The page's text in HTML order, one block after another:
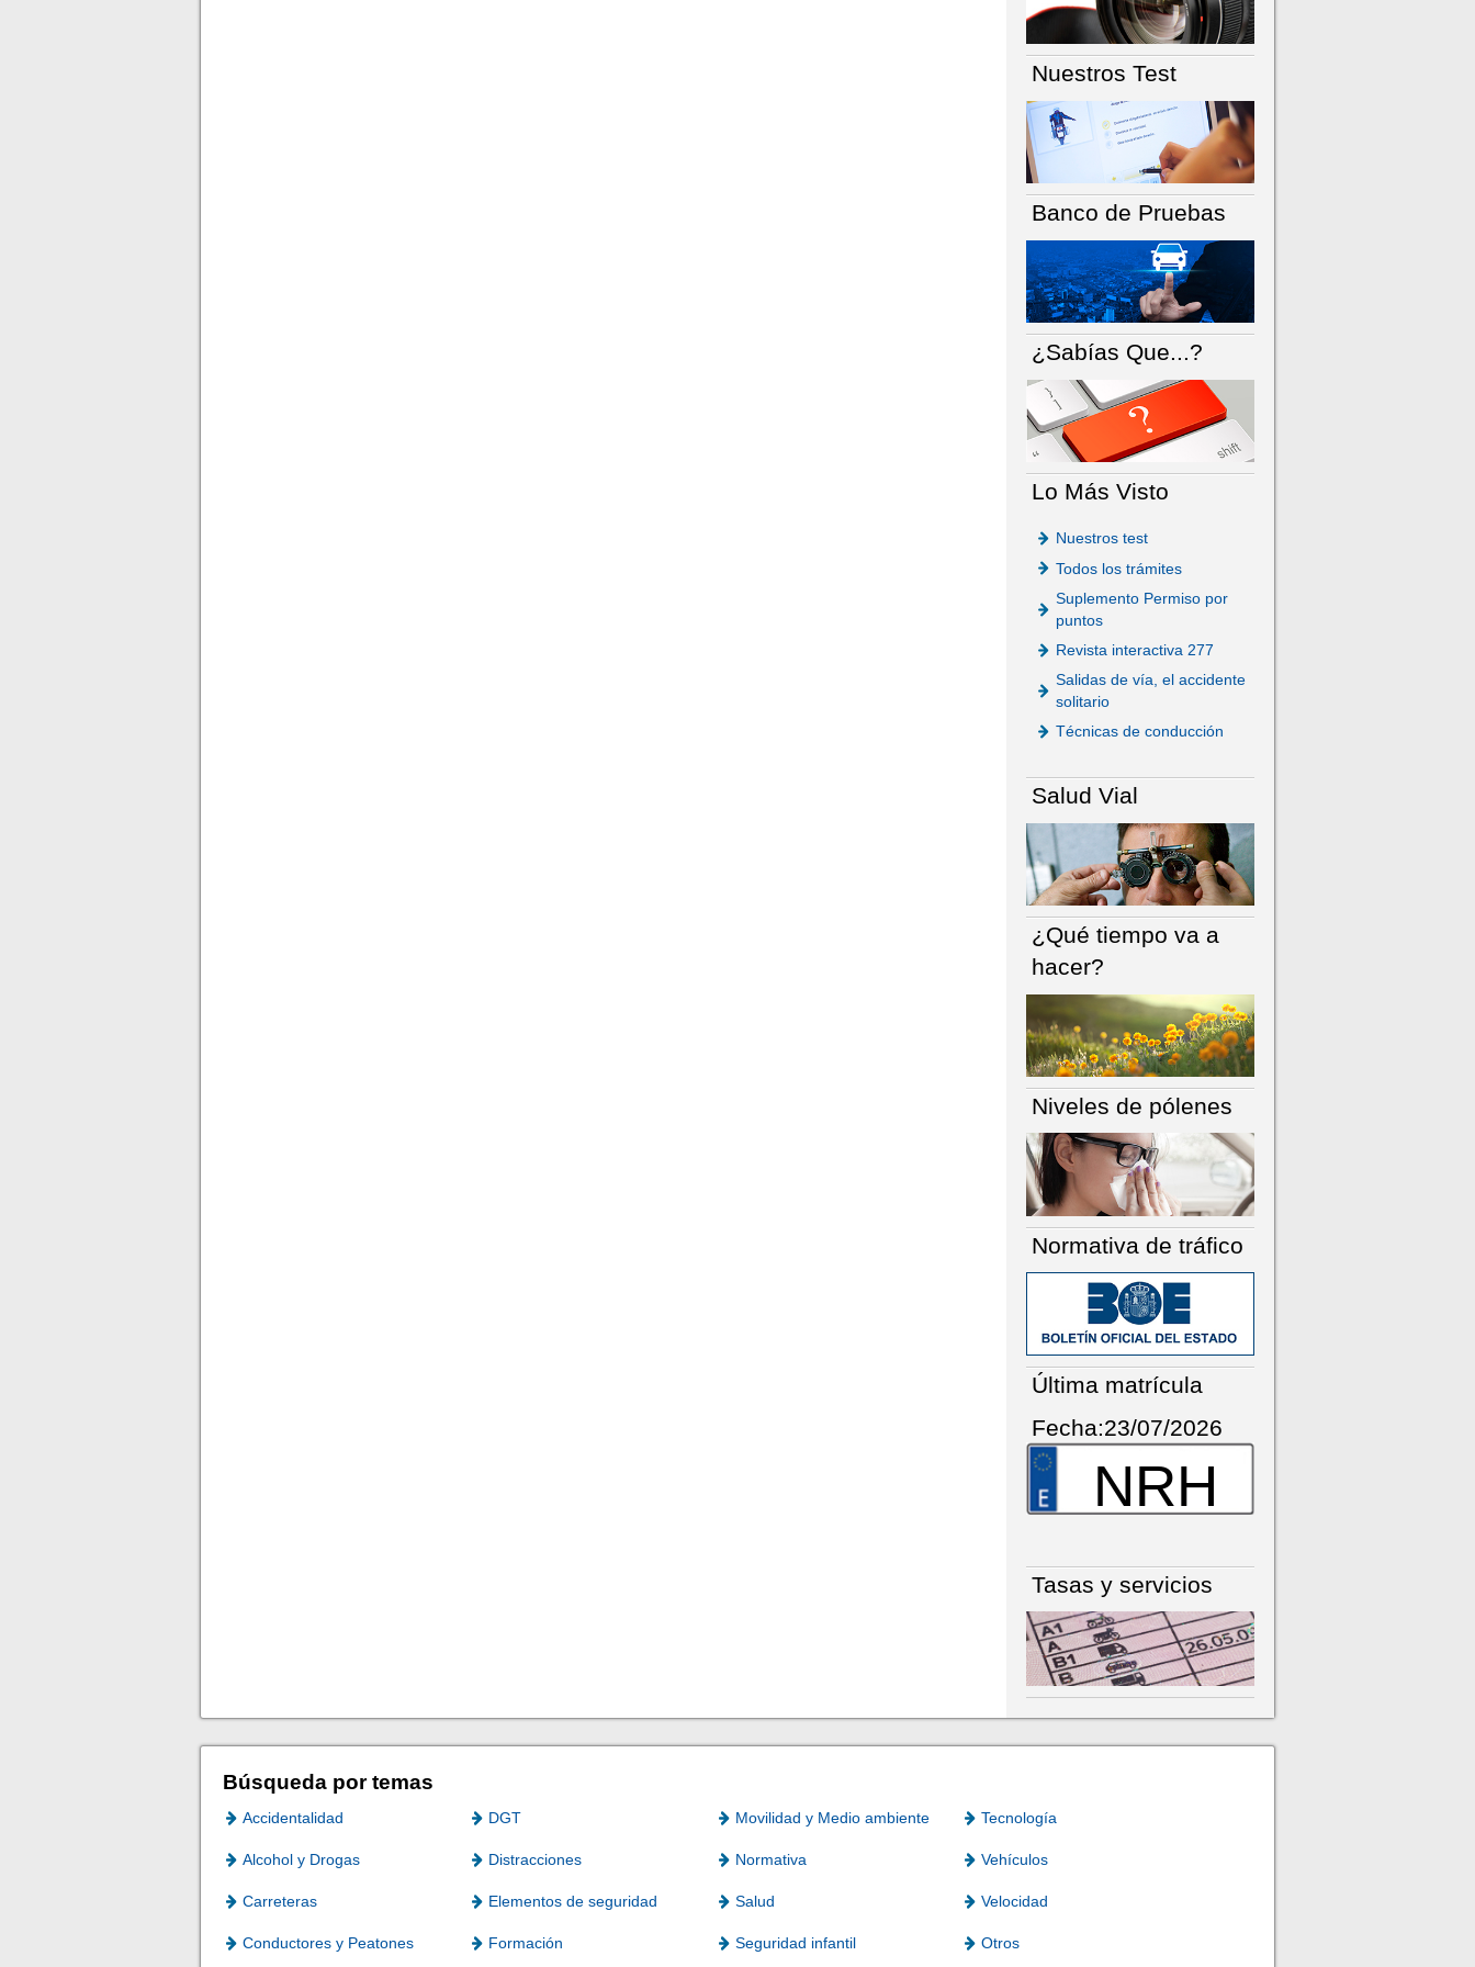
Nuestros Test
Banco de Pruebas
¿Sabías Que...?
Lo Más Visto
Nuestros test
Todos los trámites
Suplemento Permiso por
puntos
Revista interactiva 277
Salidas de vía, el accidente
solitario
Técnicas de conducción
Salud Vial
¿Qué tiempo va a
hacer?
Niveles de pólenes
Normativa de tráfico
Última matrícula
Fecha:23/07/2026
NRH
Tasas y servicios
Búsqueda por temas
Accidentalidad DGT Movilidad y Medio ambiente Tecnología
Alcohol y Drogas Distracciones Normativa Vehículos
Carreteras Elementos de seguridad Salud Velocidad
Conductores y Peatones Formación Seguridad infantil Otros